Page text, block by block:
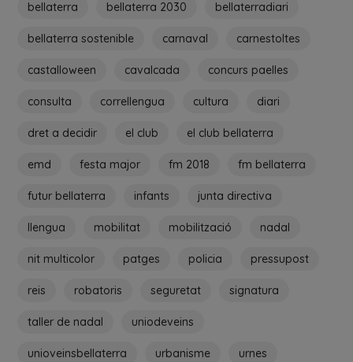
bellaterra bellaterra 2030 bellaterradiari
bellaterra sostenible carnaval carnestoltes
castalloween cavalcada concurs paelles
consulta correllengua cultura diari
dret a decidir el club el club bellaterra
emd festa major fm 2018 fm bellaterra
futur bellaterra infants junta directiva
llengua mobilitat mobilització nadal
nit multicolor patges policia pressupost
reis robatoris seguretat signatura
taller de nadal uniodeveins
unioveinsbellaterra urbanisme urnes